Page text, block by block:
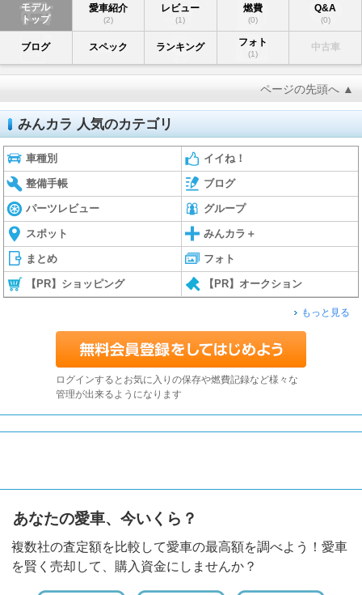
モデル
トップ
愛車紹介
(2)
レビュー
(1)
燃費
(0)
Q&A
(0)
ブログ スペック ランキング フォト
(1)
中古車
ページの先頭へ ▲
みんカラ 人気のカテゴリ
車種別 イイね！
整備手帳 ブログ
パーツレビュー グループ
スポット みんカラ＋
まとめ フォト
【PR】ショッピング 【PR】オークション
もっと見る
ログインするとお気に入りの保存や燃費記録など様々な
管理が出来るようになります
あなたの愛車、今いくら？
複数社の査定額を比較して愛車の最高額を調べよう！愛車
を賢く売却して、購入資金にしませんか？